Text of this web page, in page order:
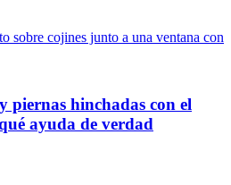
piernas hinchadas con el
ayuda de verdad